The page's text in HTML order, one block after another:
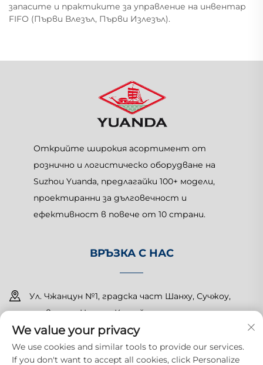
запасите и практиките за управление на инвентар
FIFО (Първи Влезъл, Първи Излезъл).
Открийте широкия асортимент от
рознично и логистическо оборудване на
Suzhou Yuanda, предлагайки 100+ модели,
проектиранни за дълговечност и
ефективност в повече от 10 страни.
ВРЪЗКА С НАС
Ул. Чжанцун №1, градска част Шанху, Сучжоу,
провинция Цзянсу, Китай
+86-15150179453
We value your privacy
We use cookies and similar tools to provide our services.
If you don't want to accept all cookies, click Personalize